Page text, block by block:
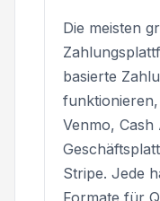
Die meisten
basierte
Venmo,
Stripe. Jede